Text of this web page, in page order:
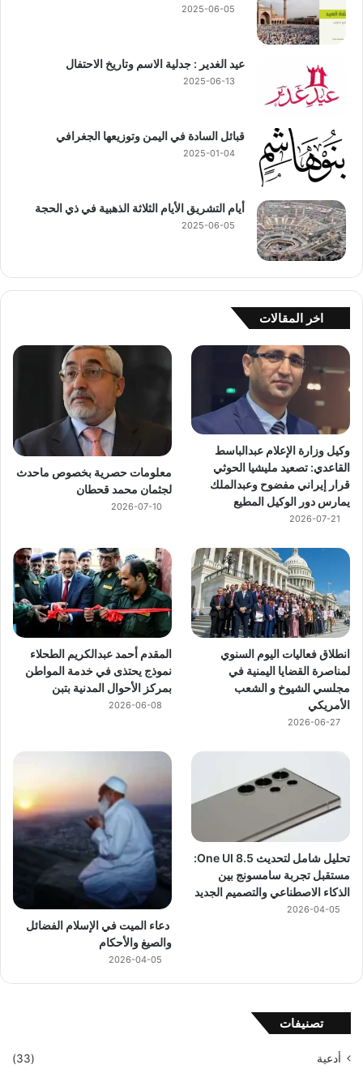
2025-06-05
عيد الغدير : جدلية الاسم وتاريخ الاحتفال
2025-06-13
قبائل السادة في اليمن وتوزيعها الجغرافي
2025-01-04
أيام التشريق الأيام الثلاثة الذهبية في ذي الحجة
2025-06-05
اخر المقالات
وكيل وزارة الإعلام عبدالباسط
القاعدي: تصعيد مليشيا الحوثي
قرار إيراني مفضوح وعبدالملك
يمارس دور الوكيل المطيع
2026-07-21
معلومات حصرية بخصوص ماحدث
لجثمان محمد قحطان
2026-07-10
انطلاق فعاليات اليوم السنوي
لمناصرة القضايا اليمنية في
مجلسي الشيوخ و الشعب
الأمريكي
2026-06-27
المقدم أحمد عبدالكريم الطحلاء
نموذج يحتذى في خدمة المواطن
بمركز الأحوال المدنية بتبن
2026-06-08
تحليل شامل لتحديث One UI 8.5:
مستقبل تجربة سامسونج بين
الذكاء الاصطناعي والتصميم الجديد
2026-04-05
دعاء الميت في الإسلام الفضائل
والصيغ والأحكام
2026-04-05
تصنيفات
أدعية
(33)